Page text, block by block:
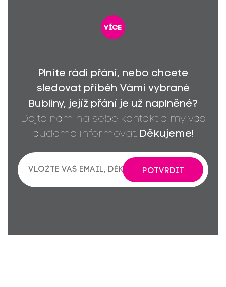
více
Plníte rádi přání, nebo chcete
sledovat příběh Vámi vybrané
Bubliny, jejíž přání je už naplněné?
Dejte nám na sebe kontakt a my vás
budeme informovat. Děkujeme!
POTVRDIT